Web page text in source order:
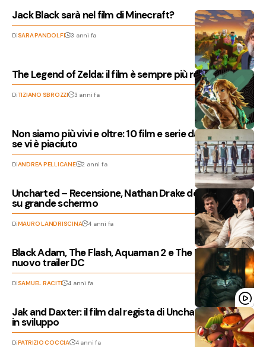
Jack Black sarà nel film di Minecraft?
DiSARA PANDOLFI 3 anni fa
The Legend of Zelda: il film è sempre più realtà
DiTIZIANO SBROZZI 3 anni fa
Non siamo più vivi e oltre: 10 film e serie da recuperare
se vi è piaciuto
DiANDREA PELLICANE 2 anni fa
Uncharted – Recensione, Nathan Drake debutta anche
su grande schermo
DiMAURO LANDRISCINA 4 anni fa
Black Adam, The Flash, Aquaman 2 e The Batman nel
nuovo trailer DC
DiSAMUEL RACITI 4 anni fa
Jak and Daxter: il film dal regista di Uncharted sarebbe
in sviluppo
DiPATRIZIO COCCIA 4 anni fa